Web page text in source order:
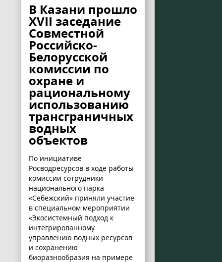
В Казани прошло
XVII заседание
Совместной
Российско-
Белорусской
комиссии по
охране и
рациональному
использованию
трансграничных
водных
объектов
По инициативе
Росводресурсов в ходе работы
комиссии сотрудники
национального парка
«Себежский» приняли участие
в специальном мероприятии
«Экосистемный подход к
интегрированному
управлению водных ресурсов
и сохранению
биоразнообразия на примере